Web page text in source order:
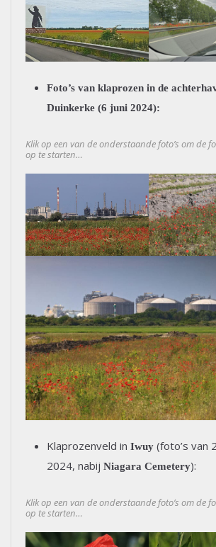
Foto’s van klaprozen in de
Duinkerke (6 juni 2024):
Klik op een van de onderstaande foto’s om de
op te starten…
Klaprozenveld in Iwuy (foto’s van
2024, nabij Niagara Cemetery):
Klik op een van de onderstaande foto’s om de
op te starten…